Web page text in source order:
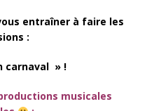
entraîner à faire les
:
carnaval » !
musicales